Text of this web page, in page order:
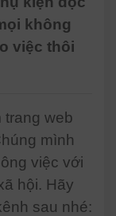
không
việc thôi
trang web
mình
việc với
hội. Hãy
sau nhé: